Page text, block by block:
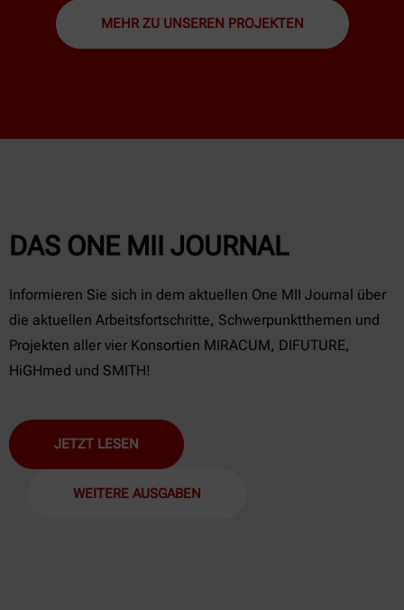
MEHR ZU UNSEREN PROJEKTEN
DAS ONE MII JOURNAL
Informieren Sie sich in dem aktuellen One MII Journal über
die aktuellen Arbeitsfortschritte, Schwerpunktthemen und
Projekten aller vier Konsortien MIRACUM, DIFUTURE,
HiGHmed und SMITH!
JETZT LESEN
WEITERE AUSGABEN